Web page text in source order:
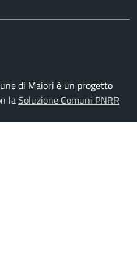
di Maiori è un progetto
laSoluzione Comuni PNRR